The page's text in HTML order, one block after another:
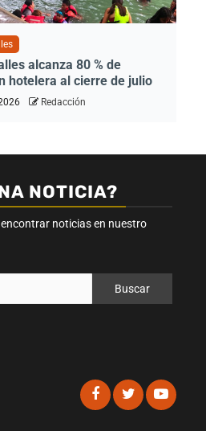
alcanza 80 % de
hotelera al cierre de julio
Redacción
NOTICIA?
noticias en nuestro
Facebook
TwitterYoutube